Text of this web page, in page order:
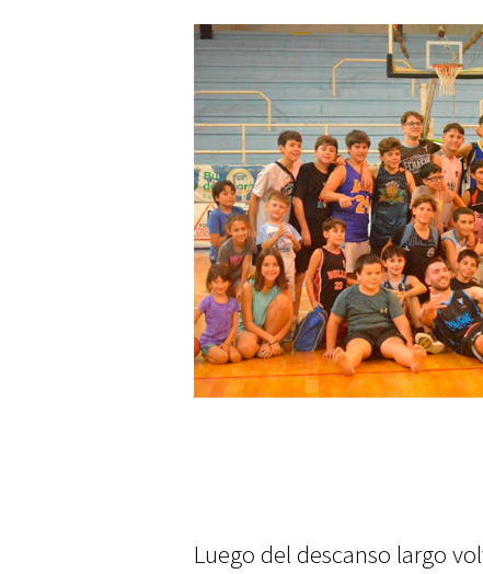
Luego del descanso largo